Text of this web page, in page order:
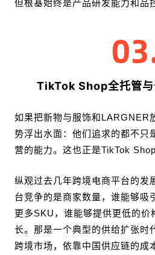
但根基始终是产品研发能力和品
TikTok Shop全托管与
如果把新物与服饰和LARGNER
势浮出水面：他们追求的都不只
营的能力。这也正是TikTok
纵观过去几年跨境电商平台的发
台竞争的是商家数量，谁能够吸
更多SKU，谁能够提供更低的价
长。那是一个典型的供给扩张时
跨境市场，依靠中国供应链的成